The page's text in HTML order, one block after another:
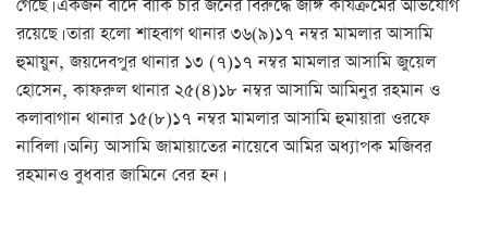
গেছে। একজন বাদে বাকি চার জনের বিরুদ্ধে জঙ্গি কার্যক্রমের অভিযোগ
রয়েছে। তারা হলো শাহবাগ থানার ৩৬(৯)১৭ নম্বর মামলার আসামি
হুমায়ুন, জয়দেবপুর থানার ১৩ (৭)১৭ নম্বর মামলার আসামি জুয়েল
হোসেন, কাফরুল থানার ২৫(৪)১৮ নম্বর আসামি আমিনুর রহমান ও
কলাবাগান থানার ১৫(৮)১৭ নম্বর মামলার আসামি হুমায়ারা ওরফে
নাবিলা। অন্যি আসামি জামায়াতের নায়েবে আমির অধ্যাপক মজিবর
রহমানও বুধবার জামিনে বের হন।